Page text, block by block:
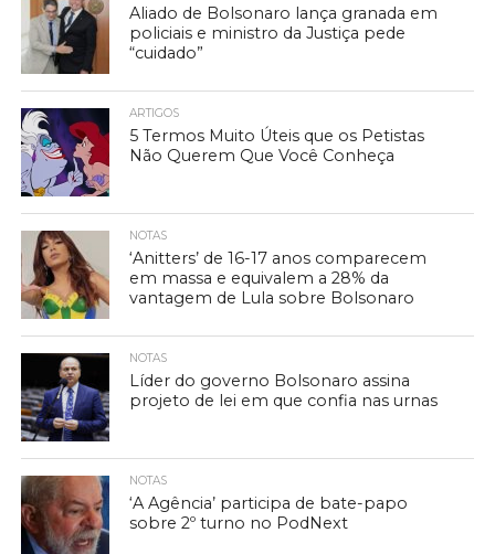
Aliado de Bolsonaro lança granada em
policiais e ministro da Justiça pede
“cuidado”
ARTIGOS
5 Termos Muito Úteis que os Petistas
Não Querem Que Você Conheça
NOTAS
‘Anitters’ de 16-17 anos comparecem
em massa e equivalem a 28% da
vantagem de Lula sobre Bolsonaro
NOTAS
Líder do governo Bolsonaro assina
projeto de lei em que confia nas urnas
NOTAS
‘A Agência’ participa de bate-papo
sobre 2º turno no PodNext